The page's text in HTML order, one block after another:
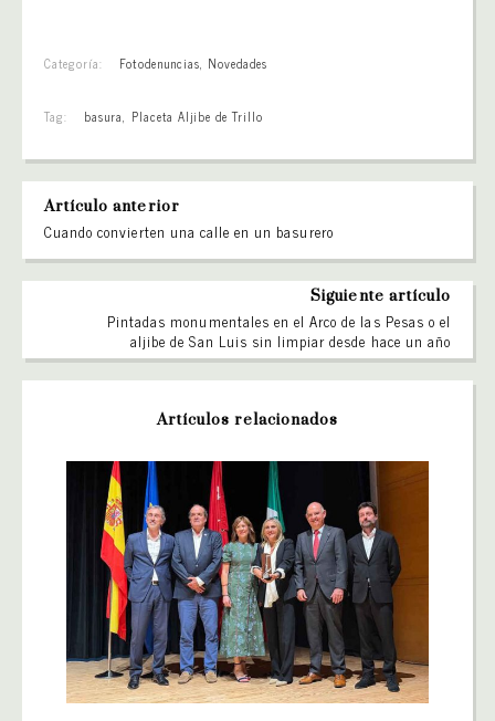
Categoría: Fotodenuncias, Novedades
Tag: basura, Placeta Aljibe de Trillo
Artículo anterior
Cuando convierten una calle en un basurero
Siguiente artículo
Pintadas monumentales en el Arco de las Pesas o el
aljibe de San Luis sin limpiar desde hace un año
Artículos relacionados